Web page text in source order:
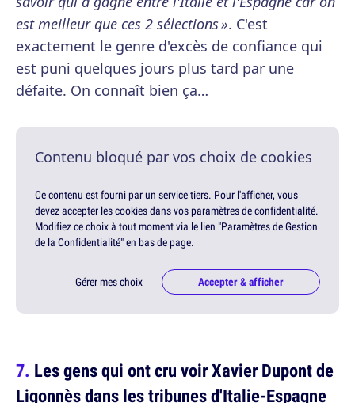
est meilleur que ces 2 sélections ». C'est
exactement le genre d'excès de confiance qui
est puni quelques jours plus tard par une
défaite. On connaît bien ça…
Contenu bloqué par vos choix de cookies
Ce contenu est fourni par un service tiers. Pour l'afficher, vous
devez accepter les cookies dans vos paramètres de confidentialité.
Modifiez ce choix à tout moment via le lien "Paramètres de Gestion
de la Confidentialité" en bas de page.
Gérer mes choix Accepter & afficher
Les gens qui ont cru voir Xavier Dupont de
Ligonnès dans les tribunes d'Italie-Espagne